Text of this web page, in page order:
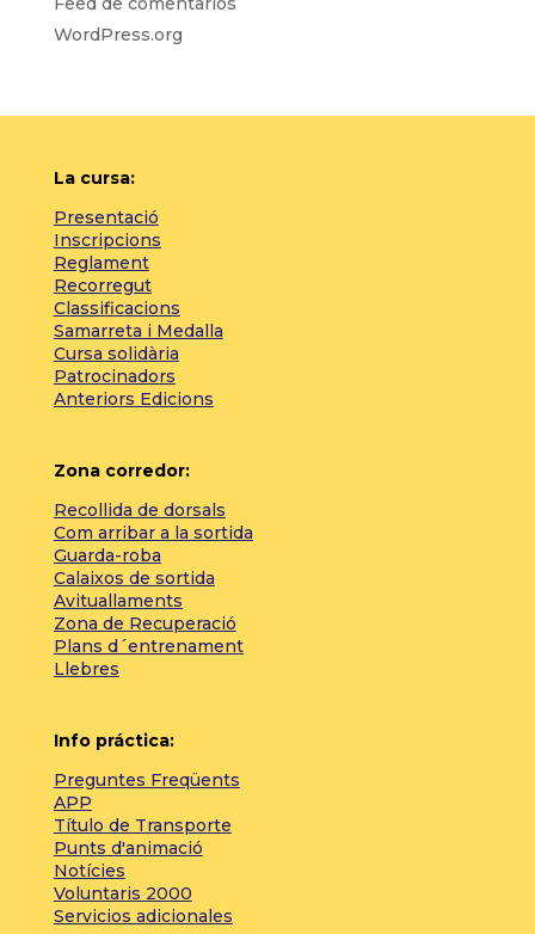
WordPress.org
La cursa:
Presentació
Inscripcions
Reglament
Recorregut
Classificacions
Samarreta i Medalla
Cursa solidària
Patrocinadors
Anteriors Edicions
Zona corredor:
Recollida de dorsals
Com arribar a la sortida
Guarda-roba
Calaixos de sortida
Avituallaments
Zona de Recuperació
Plans d´entrenament
Llebres
Info práctica:
Preguntes Freqüents
APP
Título de Transporte
Punts d'animació
Notícies
Voluntaris 2000
Servicios adicionales